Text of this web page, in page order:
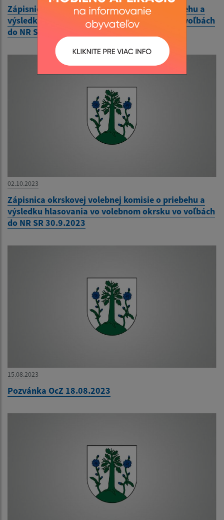
Zápisnica okrskovej volebnej komisie o priebehu a
výsledku hlasovania vo volebnom okrsku vo voľbách
do NR SR 30.9.2023
02.10.2023
Zápisnica okrskovej volebnej komisie o priebehu a
výsledku hlasovania vo volebnom okrsku vo voľbách
do NR SR 30.9.2023
15.08.2023
Pozvánka OcZ 18.08.2023